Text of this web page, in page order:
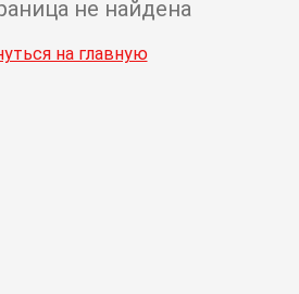
не найдена
на главную